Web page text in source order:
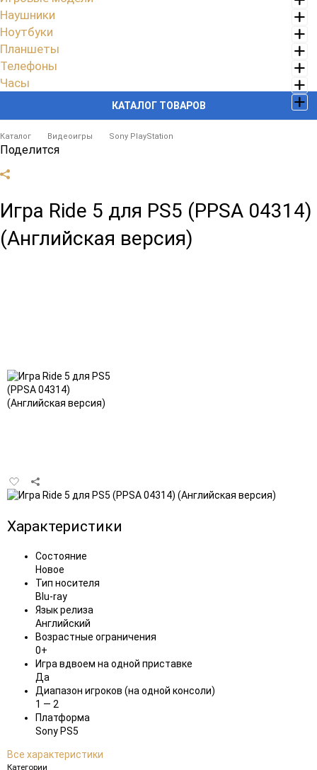
КАТАЛОГ ТОВАРОВ
Наушники
Ноутбуки
Планшеты
Телефоны
Часы
Каталог Видеоигры Sony PlayStation
Поделится
Игра Ride 5 для PS5 (PPSA 04314)
(Английская версия)
Добавить
в
Характеристики
Состояние
Новое
Тип носителя
Blu-ray
Язык релиза
Английский
Возрастные ограничения
0+
Игра вдвоем на одной приставке
Да
Диапазон игроков (на одной консоли)
1 — 2
Платформа
Sony PS5
Все характеристики
Категории